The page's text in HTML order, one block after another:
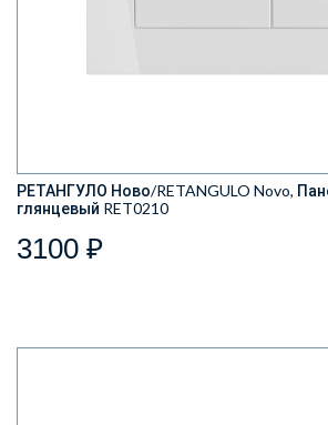
РЕТАНГУЛО Ново/RETANGULO Novo,
глянцевый RET0210
3100 ₽